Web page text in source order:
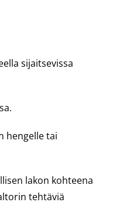
sijaitsevissa
hengelle tai
lakon kohteena
tehtäviä